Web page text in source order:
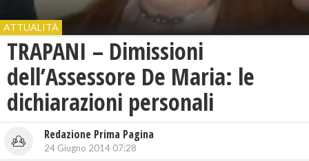
ATTUALITÀ
TRAPANI – Dimissioni
dell’Assessore De Maria: le
dichiarazioni personali
Redazione Prima Pagina
24 Giugno 2014 07:28